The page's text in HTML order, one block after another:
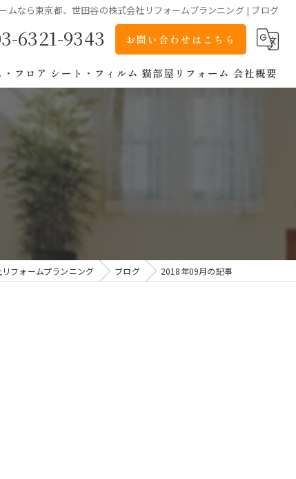
ムなら東京都、世田谷の株式会社リフォームプランニング | ブログ
6321-9343 お問い合わせはこちら
・フロア シート・フィルム 猫部屋リフォーム 会社概要
フォームプランニング ブログ 2018年09月の記事